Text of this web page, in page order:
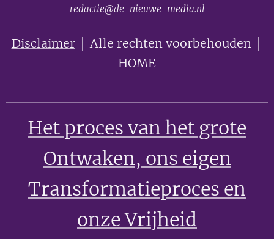
redactie@de-nieuwe-media.nl
Disclaimer│ Alle rechten voorbehouden │
HOME
Het proces van het grote
Ontwaken, ons eigen
Transformatieproces en
onze Vrijheid